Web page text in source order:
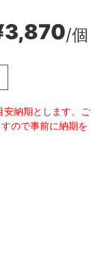
/個
安納期とします。ご
ので事前に納期を